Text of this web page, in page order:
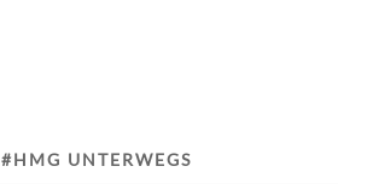
#HMG UNTERWEGS